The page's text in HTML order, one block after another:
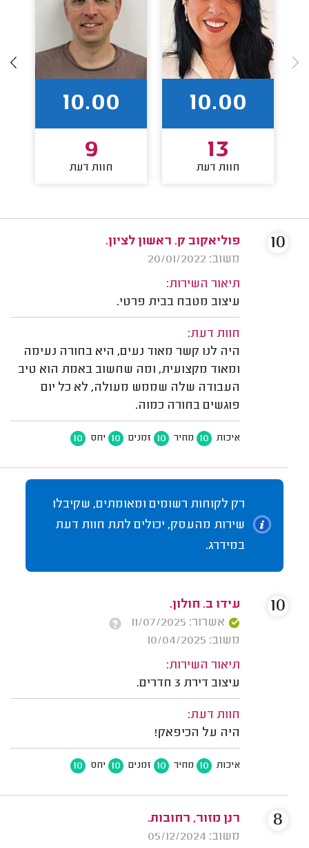
10.00
13
חוות דעת
10.00
9
חוות דעת
פוליאקוב ק. ראשון לציון.
משוב: 20/01/2022
תיאור השירות:
עיצוב מטבח בבית פרטי.
חוות דעת:
היה לנו קשר מאוד נעים, היא בחורה נעימה
ומאוד מקצועית, ומה שחשוב באמת הוא טיב
העבודה שלה שממש מעולה, לא כל יום
פוגשים בחורה כמוה.
איכות 10 מחיר 10 זמנים 10 יחס 10
10
רק לקוחות רשומים ומאומתים, שקיבלו
שירות מהעסק, יכולים לתת חוות דעת
במידרג.
עידו ב. חולון.
אשרור: 11/07/2025
משוב: 10/04/2025
תיאור השירות:
עיצוב דירת 3 חדרים.
חוות דעת:
היה על הכיפאק!
איכות 10 מחיר 10 זמנים 10 יחס 10
10
רנן מזור, רחובות.
משוב: 05/12/2024
8